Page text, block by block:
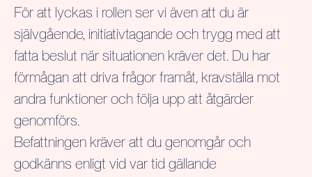
För att lyckas i rollen ser vi även att du är
självgående, initiativtagande och trygg med att
fatta beslut när situationen kräver det. Du har
förmågan att driva frågor framåt, kravställa mot
andra funktioner och följa upp att åtgärder
genomförs.
Befattningen kräver att du genomgår och
godkänns enligt vid var tid gällande